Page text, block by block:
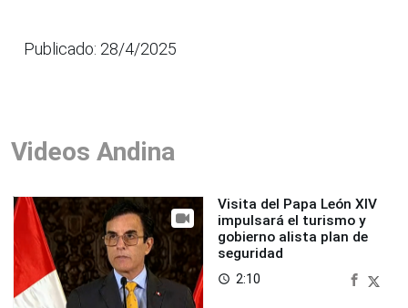
Publicado: 28/4/2025
Videos Andina
Visita del Papa León XIV
impulsará el turismo y
gobierno alista plan de
seguridad
access_time 2:10